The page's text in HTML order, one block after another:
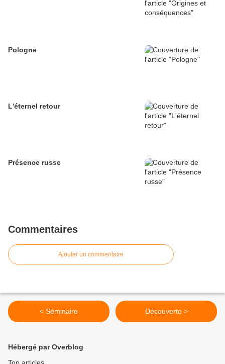
Pologne
L'éternel retour
Présence russe
Commentaires
Ajouter un commentaire
< Séminaire Découverte >
Hébergé par Overblog